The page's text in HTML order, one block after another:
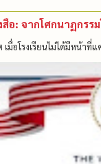
อ: จากโศกนาฏกรร
อโรงเรียนไม่ได้มีหน้าที่